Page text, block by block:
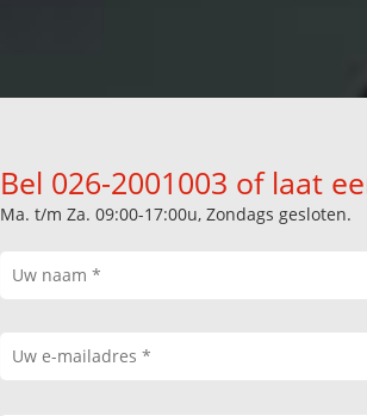
Bel 026-2001003 of laat
Ma. t/m Za. 09:00-17:00u, Zondags gesloten.